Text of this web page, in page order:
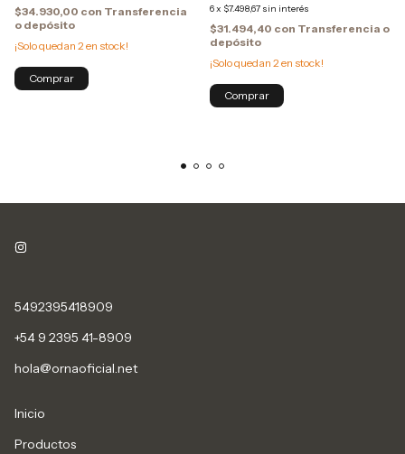
$34.930,00 con Transferencia
o depósito
¡Solo quedan 2 en stock!
6x $7.498,67 sin interés
$31.494,40 con Transferencia o
depósito
¡Solo quedan 2 en stock!
5492395418909
+54 9 2395 41-8909
hola@ornaoficial.net
Inicio
Productos